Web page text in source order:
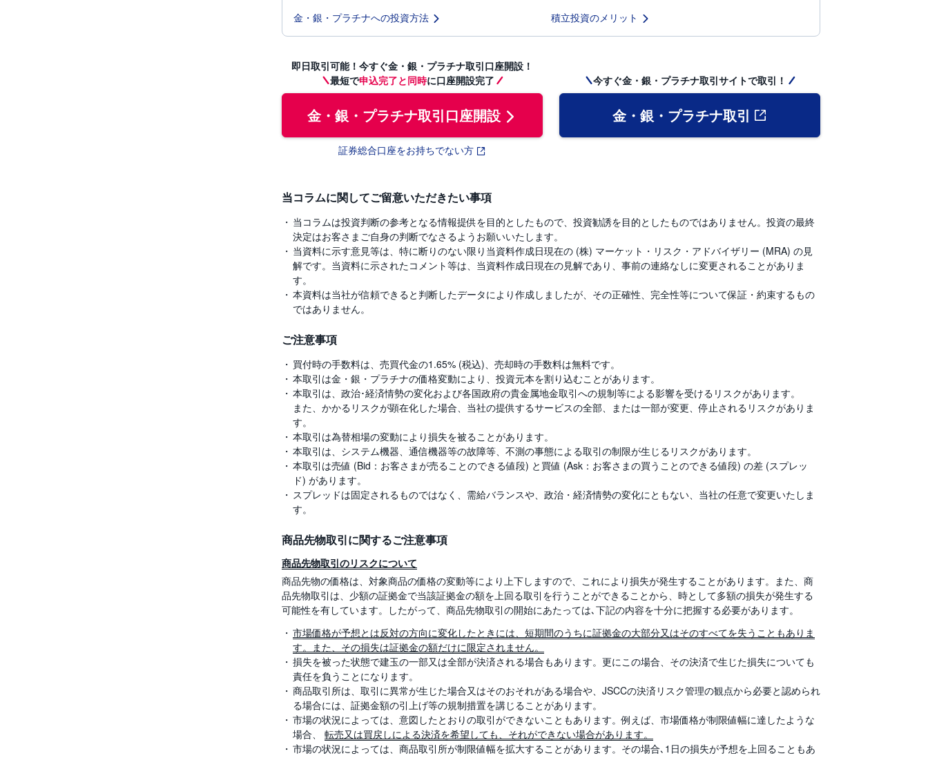
金・銀・プラチナへの投資方法
積立投資のメリット
即日取引可能！今すぐ金・銀・プラチナ取引口座開設！
最短で申込完了と同時に口座開設完了
金・銀・プラチナ取引口座開設
証券総合口座をお持ちでない方
今すぐ金・銀・プラチナ取引サイトで取引！
金・銀・プラチナ取引
当コラムに関してご留意いただきたい事項
当コラムは投資判断の参考となる情報提供を目的としたもので、投資勧誘を目的としたものではありません。投資の最終
決定はお客さまご自身の判断でなさるようお願いいたします。
当資料に示す意見等は、特に断りのない限り当資料作成日現在の (株) マーケット・リスク・アドバイザリー (MRA) の見
解です。当資料に示されたコメント等は、当資料作成日現在の見解であり、事前の連絡なしに変更されることがありま
す。
本資料は当社が信頼できると判断したデータにより作成しましたが、その正確性、完全性等について保証・約束するもの
ではありません。
ご注意事項
買付時の手数料は、売買代金の1.65% (税込)、売却時の手数料は無料です。
本取引は金・銀・プラチナの価格変動により、投資元本を割り込むことがあります。
本取引は、政治･経済情勢の変化および各国政府の貴金属地金取引への規制等による影響を受けるリスクがあります。
また、かかるリスクが顕在化した場合、当社の提供するサービスの全部、または一部が変更、停止されるリスクがありま
す。
本取引は為替相場の変動により損失を被ることがあります。
本取引は、システム機器、通信機器等の故障等、不測の事態による取引の制限が生じるリスクがあります。
本取引は売値 (Bid：お客さまが売ることのできる値段) と買値 (Ask：お客さまの買うことのできる値段) の差 (スプレッ
ド) があります。
スプレッドは固定されるものではなく、需給バランスや、政治・経済情勢の変化にともない、当社の任意で変更いたしま
す。
商品先物取引に関するご注意事項
商品先物取引のリスクについて
商品先物の価格は、対象商品の価格の変動等により上下しますので、これにより損失が発生することがあります。また、商
品先物取引は、少額の証拠金で当該証拠金の額を上回る取引を行うことができることから、時として多額の損失が発生する
可能性を有しています。したがって、商品先物取引の開始にあたっては､下記の内容を十分に把握する必要があります。
市場価格が予想とは反対の方向に変化したときには、短期間のうちに証拠金の大部分又はそのすべてを失うこともありま
す。また、その損失は証拠金の額だけに限定されません。
損失を被った状態で建玉の一部又は全部が決済される場合もあります。更にこの場合、その決済で生じた損失についても
責任を負うことになります。
商品取引所は、取引に異常が生じた場合又はそのおそれがある場合や、JSCCの決済リスク管理の観点から必要と認められ
る場合には、証拠金額の引上げ等の規制措置を講じることがあります。
市場の状況によっては、意図したとおりの取引ができないこともあります。例えば、市場価格が制限値幅に達したような
場合、 転売又は買戻しによる決済を希望しても、それができない場合があります。
市場の状況によっては、商品取引所が制限値幅を拡大することがあります。その場合､1日の損失が予想を上回ることもあ